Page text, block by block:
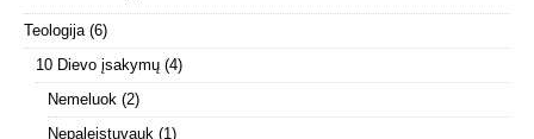
Teologija(6)
10 Dievo įsakymų (4)
Nemeluok (2)
Nepaleistuvauk (1)